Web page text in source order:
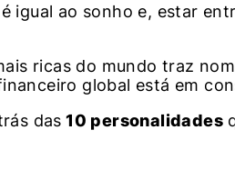
igual ao sonho e, estar
ricas do mundo traz
global está em
das 10 personalidades